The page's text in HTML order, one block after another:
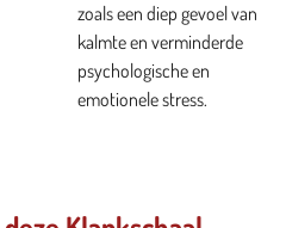
zoals een diep gevoel van
kalmte en verminderde
psychologische en
emotionele stress.